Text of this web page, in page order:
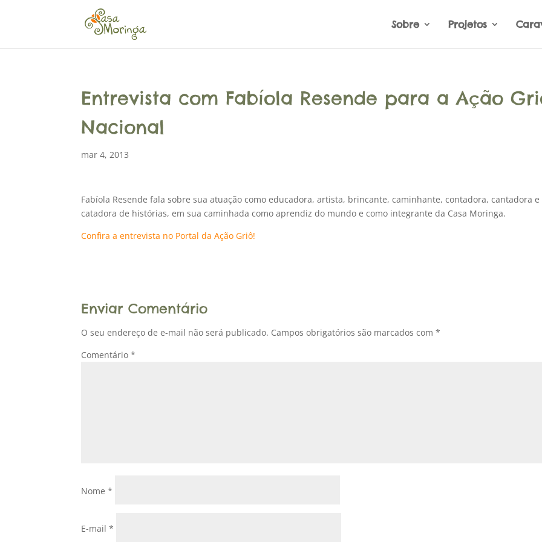
Sobre Projetos
Entrevista com Fabíola Resende para a Ação
Nacional
mar 4, 2013
Fabíola Resende fala sobre sua atuação como educadora, artista, brincante, caminhante, contadora, cantadora e
catadora de histórias, em sua caminhada como aprendiz do mundo e como integrante da Casa Moringa.
Confira a entrevista no Portal da Ação Griô!
Enviar Comentário
O seu endereço de e-mail não será publicado. Campos obrigatórios são marcados com*
Comentário*
Nome*
E-mail*